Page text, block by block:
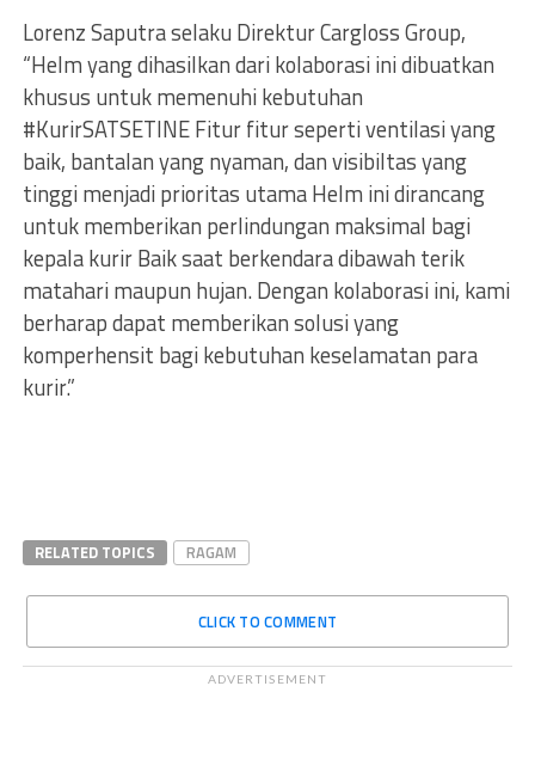
Lorenz Saputra selaku Direktur Cargloss Group,
“Helm yang dihasilkan dari kolaborasi ini dibuatkan
khusus untuk memenuhi kebutuhan
#KurirSATSETINE Fitur fitur seperti ventilasi yang
baik, bantalan yang nyaman, dan visibiltas yang
tinggi menjadi prioritas utama Helm ini dirancang
untuk memberikan perlindungan maksimal bagi
kepala kurir Baik saat berkendara dibawah terik
matahari maupun hujan. Dengan kolaborasi ini, kami
berharap dapat memberikan solusi yang
komperhensit bagi kebutuhan keselamatan para
kurir.”
RELATED TOPICS RAGAM
CLICK TO COMMENT
ADVERTISEMENT